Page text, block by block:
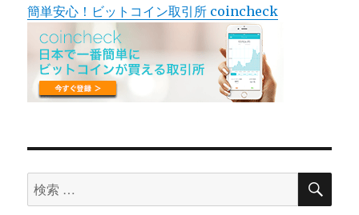
簡単安心！ビットコイン取引所 coincheck
検
索
検